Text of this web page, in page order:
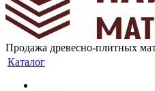
Продажа древесно-плитных
Каталог